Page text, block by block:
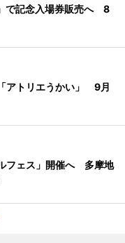
で記念入場券販売へ 8
アトリエうかい」 9月
フェス」開催へ 多摩地